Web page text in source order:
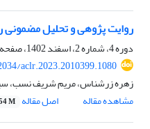
روایت پژوهی و تحلیل مضمونی
دوره 4، شماره 2، اسفند 1402، صفحه
aclr.2023.2010399.1080
زهره زرشناس، مریم شریف نسب،
مشاهده مقاله
اصل مقاله M